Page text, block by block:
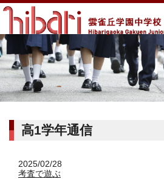
高1学年通信
2025/02/28
考査で遊ぶ